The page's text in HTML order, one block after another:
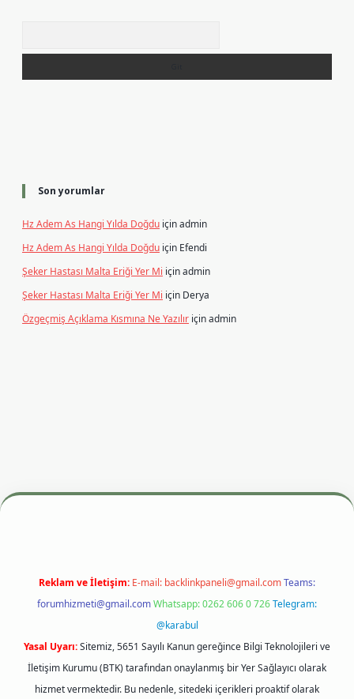
Son yorumlar
Hz Adem As Hangi Yılda Doğdu içinadmin
Hz Adem As Hangi Yılda Doğdu için Efendi
Şeker Hastası Malta Eriği Yer Mi içinadmin
Şeker Hastası Malta Eriği Yer Mi için Derya
Özgeçmiş Açıklama Kısmına Ne Yazılır içinadmin
betexper.xyzm elexbet
Reklam ve İletişim: E-mail: backlinkpaneli@gmail.comTeams:
forumhizmeti@gmail.comWhatsapp: 0262 606 0 726Telegram:
@karabul
Yasal Uyarı:Sitemiz, 5651 Sayılı Kanun gereğince Bilgi Teknolojileri ve
İletişim Kurumu (BTK) tarafından onaylanmış bir Yer Sağlayıcı olarak
hizmet vermektedir. Bu nedenle, sitedeki içerikleri proaktif olarak